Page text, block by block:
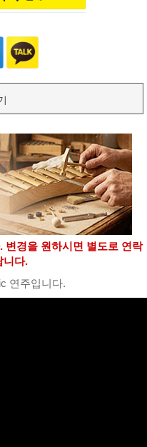
변경을 원하시면 별도로 연락
니다.
연주입니다.